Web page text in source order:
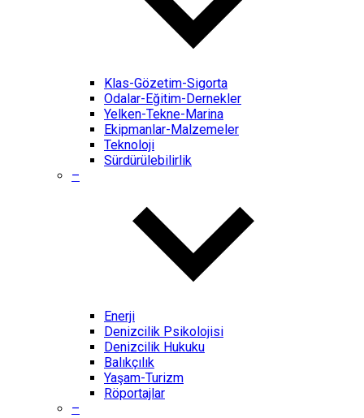
Klas-Gözetim-Sigorta
Odalar-Eğitim-Dernekler
Yelken-Tekne-Marina
Ekipmanlar-Malzemeler
Teknoloji
Sürdürülebilirlik
–
Enerji
Denizcilik Psikolojisi
Denizcilik Hukuku
Balıkçılık
Yaşam-Turizm
Röportajlar
–